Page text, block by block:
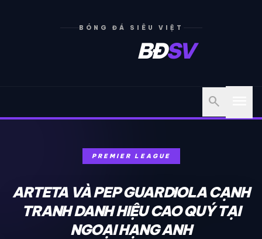
BÓNG ĐÁ SIÊU VIỆT
BĐSV
search
PREMIER LEAGUE
ARTETA VÀ PEP GUARDIOLA CẠNH
TRANH DANH HIỆU CAO QUÝ TẠI
NGOẠI HẠNG ANH